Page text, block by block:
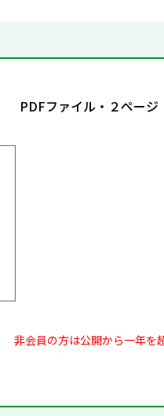
PDFファイル・２ページ
非会員の方は公開から一年を